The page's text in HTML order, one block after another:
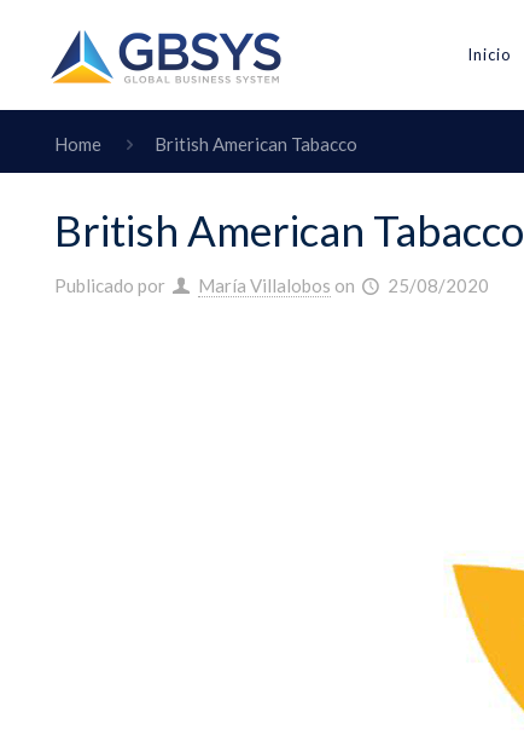
Inicio
Home British American Tabacco
British American Tabacco
Publicado por María Villalobos on 25/08/2020